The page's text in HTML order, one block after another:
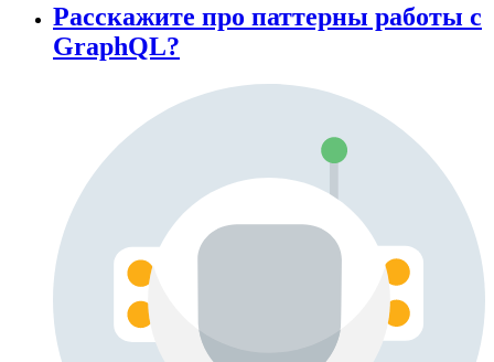
Расскажите про паттерны работы с
GraphQL?